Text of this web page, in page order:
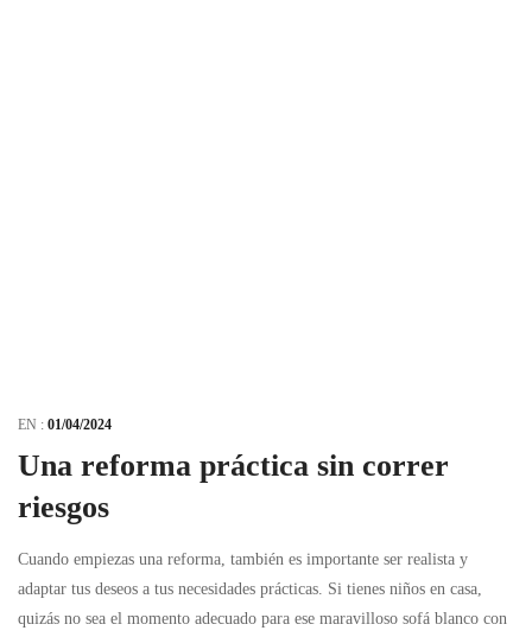
EN : 01/04/2024
Una reforma práctica sin correr
riesgos
Cuando empiezas una reforma, también es importante ser realista y
adaptar tus deseos a tus necesidades prácticas. Si tienes niños en casa,
quizás no sea el momento adecuado para ese maravilloso sofá blanco con